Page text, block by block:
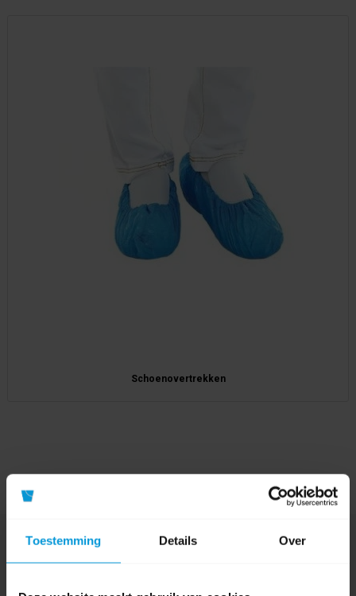
Toestemming Details Over
Schoenovertrekken
Nog vragen?
Onze product specialisten staan voor je klaar!